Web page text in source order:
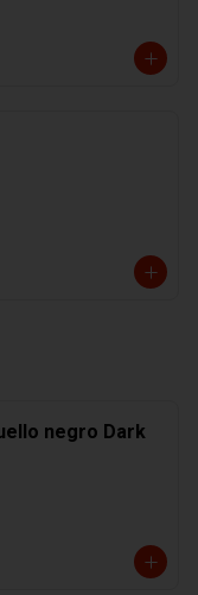
negro Dark